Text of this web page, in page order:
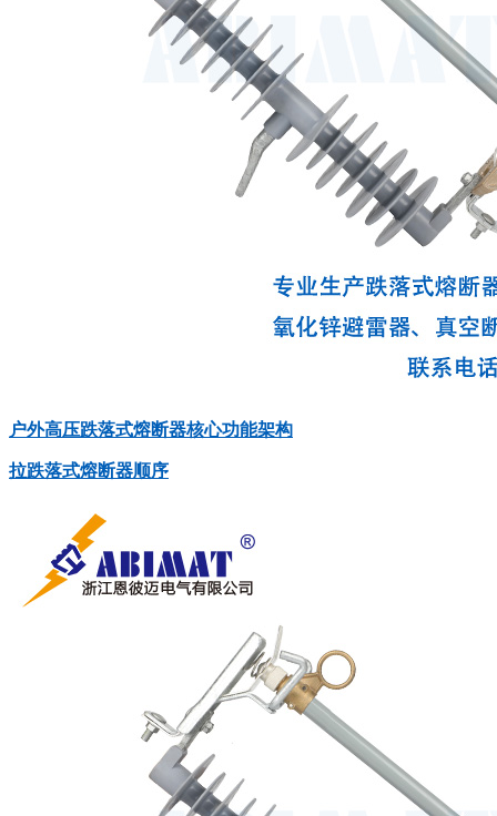
户外高压跌落式熔断器核心功能架构
拉跌落式熔断器顺序